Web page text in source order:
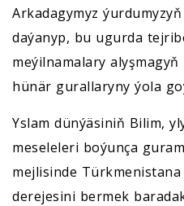
Arkadagymyz
daýanyp, bu ugurda
meýilnamalary
hünär gurallaryny ýola
Yslam dünýäsiniň Bilim,
meseleleri boýunça
mejlisinde
derejesini bermek